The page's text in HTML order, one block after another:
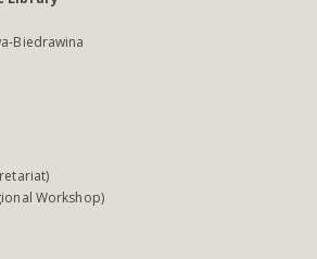
Biedrawina
Workshop)